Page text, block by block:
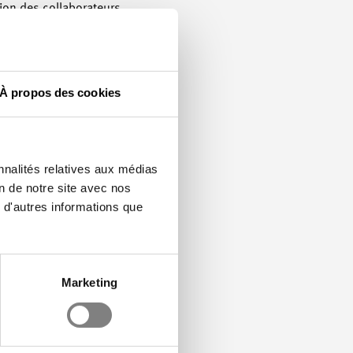
À propos des cookies
relatives aux médias
de notre site avec nos
informations que
Marketing
des collaborateurs
de voyage et
de travaux de
Il serait
en respectant
négatifs sur
sont appelées à
naturellement difficile
devait être
les